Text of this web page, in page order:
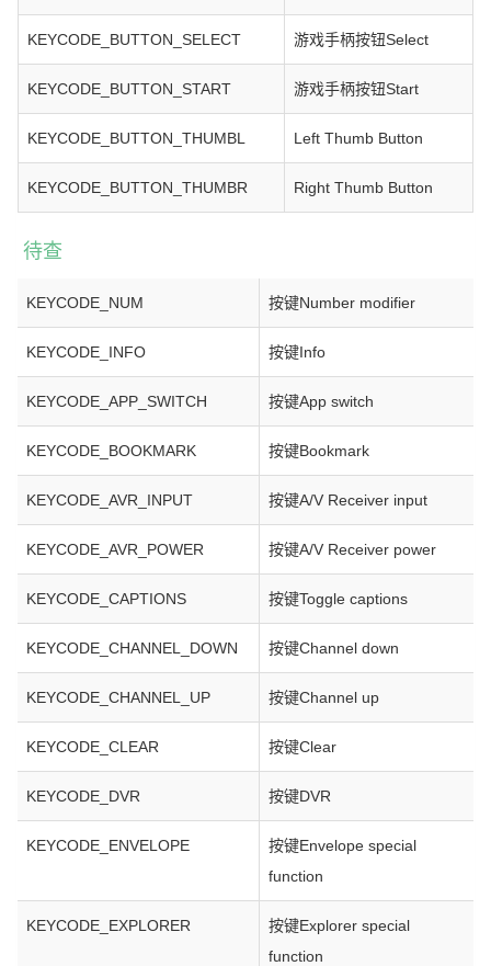
KEYCODE_BUTTON_SELECT 游戏手柄按钮Select
KEYCODE_BUTTON_START 游戏手柄按钮Start
KEYCODE_BUTTON_THUMBL Left Thumb Button
KEYCODE_BUTTON_THUMBR Right Thumb Button
待查
KEYCODE_NUM 按键Number modifier
KEYCODE_INFO 按键Info
KEYCODE_APP_SWITCH 按键App switch
KEYCODE_BOOKMARK 按键Bookmark
KEYCODE_AVR_INPUT 按键A/V Receiver input
KEYCODE_AVR_POWER 按键A/V Receiver power
KEYCODE_CAPTIONS 按键Toggle captions
KEYCODE_CHANNEL_DOWN 按键Channel down
KEYCODE_CHANNEL_UP 按键Channel up
KEYCODE_CLEAR 按键Clear
KEYCODE_DVR 按键DVR
KEYCODE_ENVELOPE
按键Envelope special
function
KEYCODE_EXPLORER
按键Explorer special
function